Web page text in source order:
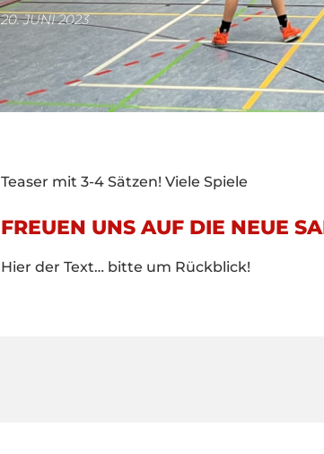
20. JUNI 2023
Teaser mit 3-4 Sätzen! Viele Spiele
FREUEN UNS AUF DIE NEUE
Hier der Text… bitte um Rückblick!